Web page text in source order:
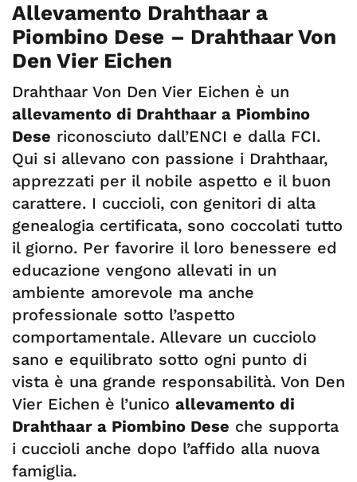
Allevamento Drahthaar a
Piombino Dese – Drahthaar Von
Den Vier Eichen
Drahthaar Von Den Vier Eichen è un
allevamento di Drahthaar a Piombino
Dese riconosciuto dall’ENCI e dalla FCI.
Qui si allevano con passione i Drahthaar,
apprezzati per il nobile aspetto e il buon
carattere. I cuccioli, con genitori di alta
genealogia certificata, sono coccolati tutto
il giorno. Per favorire il loro benessere ed
educazione vengono allevati in un
ambiente amorevole ma anche
professionale sotto l’aspetto
comportamentale. Allevare un cucciolo
sano e equilibrato sotto ogni punto di
vista è una grande responsabilità. Von Den
Vier Eichen è l’unico allevamento di
Drahthaar a Piombino Dese che supporta
i cuccioli anche dopo l’affido alla nuova
famiglia.